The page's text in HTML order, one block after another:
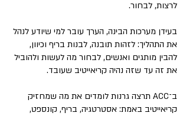
לרצות, לבחור.
בעידן מערכות הבינה, הערך עובר למי שיודע לנהל
את התהליך: לזהות תובנה, לבנות בריף וכיוון,
להבין מותגים ואנשים, לבחור מה לעשות ולהוביל
את זה עד שזה נהיה קריאייטיב שעובד.
ב־ACC תרצה גרנות לומדים את מה שמחזיק
קריאייטיב באמת: אסטרטגיה, בריף, קונספט,